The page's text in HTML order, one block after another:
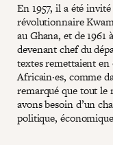
En 1957, il a été
révolutionnaire
au Ghana, et de 1961
devenant chef du
textes remettaient en
Africain·es, comme
remarqué que tout le
avons besoin d’un
politique,